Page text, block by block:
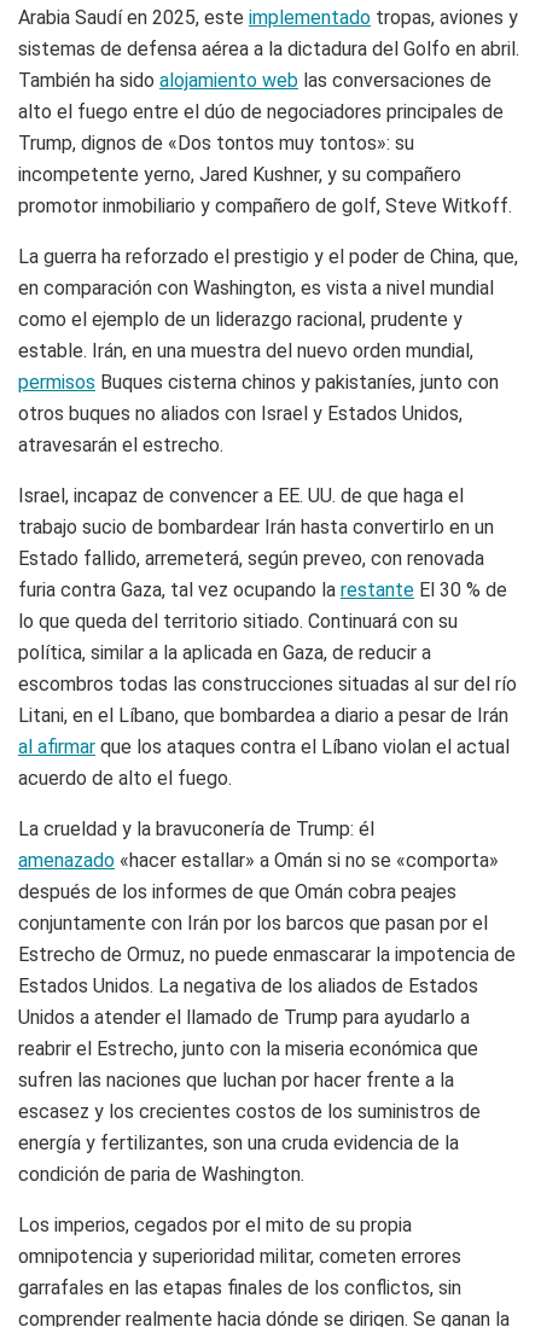
Arabia Saudí en 2025, este implementado tropas, aviones y
sistemas de defensa aérea a la dictadura del Golfo en abril.
También ha sido alojamiento web las conversaciones de
alto el fuego entre el dúo de negociadores principales de
Trump, dignos de «Dos tontos muy tontos»: su
incompetente yerno, Jared Kushner, y su compañero
promotor inmobiliario y compañero de golf, Steve Witkoff.
La guerra ha reforzado el prestigio y el poder de China, que,
en comparación con Washington, es vista a nivel mundial
como el ejemplo de un liderazgo racional, prudente y
estable. Irán, en una muestra del nuevo orden mundial,
permisos Buques cisterna chinos y pakistaníes, junto con
otros buques no aliados con Israel y Estados Unidos,
atravesarán el estrecho.
Israel, incapaz de convencer a EE. UU. de que haga el
trabajo sucio de bombardear Irán hasta convertirlo en un
Estado fallido, arremeterá, según preveo, con renovada
furia contra Gaza, tal vez ocupando la restante El 30 % de
lo que queda del territorio sitiado. Continuará con su
política, similar a la aplicada en Gaza, de reducir a
escombros todas las construcciones situadas al sur del río
Litani, en el Líbano, que bombardea a diario a pesar de Irán
al afirmar que los ataques contra el Líbano violan el actual
acuerdo de alto el fuego.
La crueldad y la bravuconería de Trump: él
amenazado «hacer estallar» a Omán si no se «comporta»
después de los informes de que Omán cobra peajes
conjuntamente con Irán por los barcos que pasan por el
Estrecho de Ormuz, no puede enmascarar la impotencia de
Estados Unidos. La negativa de los aliados de Estados
Unidos a atender el llamado de Trump para ayudarlo a
reabrir el Estrecho, junto con la miseria económica que
sufren las naciones que luchan por hacer frente a la
escasez y los crecientes costos de los suministros de
energía y fertilizantes, son una cruda evidencia de la
condición de paria de Washington.
Los imperios, cegados por el mito de su propia
omnipotencia y superioridad militar, cometen errores
garrafales en las etapas finales de los conflictos, sin
comprender realmente hacia dónde se dirigen. Se ganan la